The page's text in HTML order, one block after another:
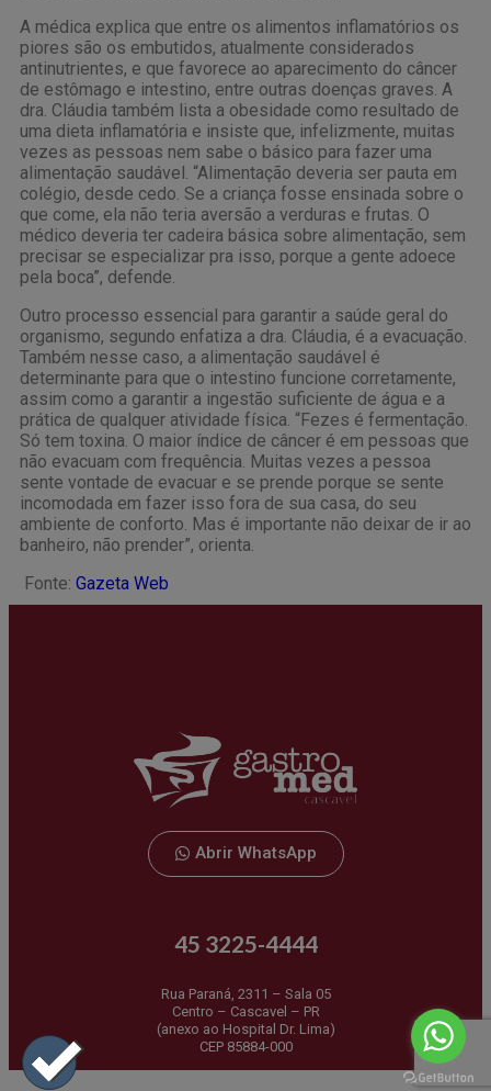
A médica explica que entre os alimentos inflamatórios os
piores são os embutidos, atualmente considerados
antinutrientes, e que favorece ao aparecimento do câncer
de estômago e intestino, entre outras doenças graves. A
dra. Cláudia também lista a obesidade como resultado de
uma dieta inflamatória e insiste que, infelizmente, muitas
vezes as pessoas nem sabe o básico para fazer uma
alimentação saudável. “Alimentação deveria ser pauta em
colégio, desde cedo. Se a criança fosse ensinada sobre o
que come, ela não teria aversão a verduras e frutas. O
médico deveria ter cadeira básica sobre alimentação, sem
precisar se especializar pra isso, porque a gente adoece
pela boca”, defende.
Outro processo essencial para garantir a saúde geral do
organismo, segundo enfatiza a dra. Cláudia, é a evacuação.
Também nesse caso, a alimentação saudável é
determinante para que o intestino funcione corretamente,
assim como a garantir a ingestão suficiente de água e a
prática de qualquer atividade física. “Fezes é fermentação.
Só tem toxina. O maior índice de câncer é em pessoas que
não evacuam com frequência. Muitas vezes a pessoa
sente vontade de evacuar e se prende porque se sente
incomodada em fazer isso fora de sua casa, do seu
ambiente de conforto. Mas é importante não deixar de ir ao
banheiro, não prender”, orienta.
Fonte: Gazeta Web
Abrir WhatsApp
45 3225-4444
Rua Paraná, 2311 – Sala 05
Centro – Cascavel – PR
(anexo ao Hospital Dr. Lima)
CEP 85884-000